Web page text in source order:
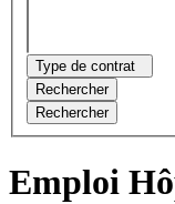
Type de contrat
Rechercher
Rechercher
Emploi